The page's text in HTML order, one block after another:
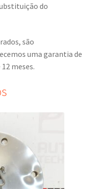
do
são
uma garantia de
meses.